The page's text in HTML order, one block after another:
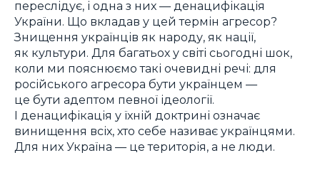
переслідує, і одна з них — денацифікація
України. Що вкладав у цей термін агресор?
Знищення українців як народу, як нації,
як культури. Для багатьох у світі сьогодні шок,
коли ми пояснюємо такі очевидні речі: для
російського агресора бути українцем —
це бути адептом певної ідеології.
І денацифікація у їхній доктрині означає
винищення всіх, хто себе називає українцями.
Для них Україна — це територія, а не люди.